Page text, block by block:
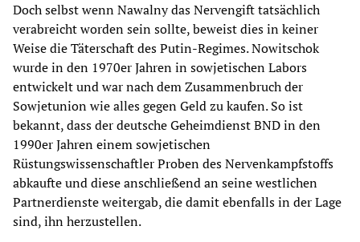
Doch selbst wenn Nawalny das Nervengift tatsächlich
verabreicht worden sein sollte, beweist dies in keiner
Weise die Täterschaft des Putin-Regimes. Nowitschok
wurde in den 1970er Jahren in sowjetischen Labors
entwickelt und war nach dem Zusammenbruch der
Sowjetunion wie alles gegen Geld zu kaufen. So ist
bekannt, dass der deutsche Geheimdienst BND in den
1990er Jahren einem sowjetischen
Rüstungswissenschaftler Proben des Nervenkampfstoffs
abkaufte und diese anschließend an seine westlichen
Partnerdienste weitergab, die damit ebenfalls in der Lage
sind, ihn herzustellen.